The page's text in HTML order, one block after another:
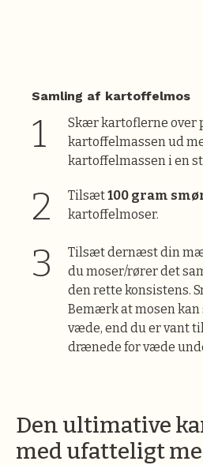
Samling af kartoffelmos
Skær kartoflerne over
kartoffelmassen ud
kartoffelmassen i en
Tilsæt100 gram
kartoffelmoser.
Tilsæt dernæst din
du moser/rører det
den rette konsistens.
Bemærk at mosen
væde, end du er vant
drænede for væde
Den ultimative
med ufatteligt